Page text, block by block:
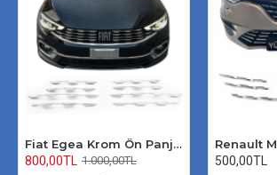
Fiat Egea Krom Ön Panjur 2020 Üzeri Uyumlu
800,00TL 1.000,00TL
500,00TL